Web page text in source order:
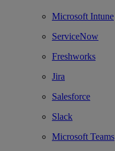
Microsoft Intune
ServiceNow
Freshworks
Jira
Salesforce
Slack
Microsoft Teams